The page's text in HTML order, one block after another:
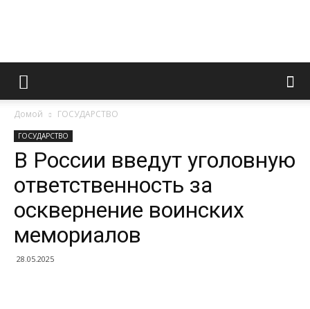
Информационно
портал
Домой ГОСУДАРСТВО
ГОСУДАРСТВО
В России введут уголовную
ответственность за
осквернение воинских
мемориалов
28.05.2025